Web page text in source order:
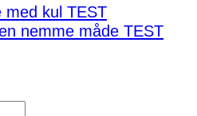
kul TEST
nemme måde TEST